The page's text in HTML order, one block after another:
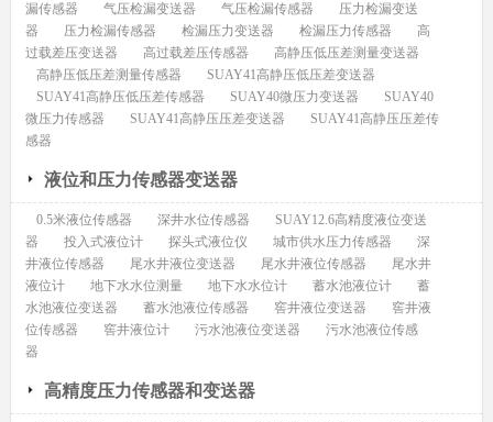
漏传感器
气压检漏变送器 气压检漏传感器
压力检漏变送
器
压力检漏传感器 检漏压力变送器 检漏压力传感器
高
过载差压变送器
高过载差压传感器
高静压低压差测量变送器
高静压低压差测量传感器
SUAY41高静压低压差变送器
SUAY41高静压低压差传感器
SUAY40微压力变送器
SUAY40
微压力传感器
SUAY41高静压压差变送器
SUAY41高静压压差传
感器
液位和压力传感器变送器
0.5米液位传感器 深井水位传感器
SUAY12.6高精度液位变送
器
投入式液位计 探头式液位仪 城市供水压力传感器
深
井液位传感器
尾水井液位变送器 尾水井液位传感器
尾水井
液位计
地下水水位测量 地下水水位计 蓄水池液位计
蓄
水池液位变送器
蓄水池液位传感器 窖井液位变送器
窖井液
位传感器
窖井液位计 污水池液位变送器
污水池液位传感
器
高精度压力传感器和变送器